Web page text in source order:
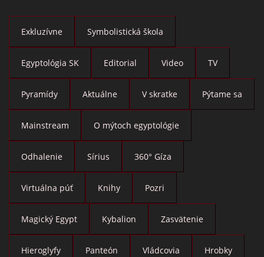
Exkluzívne Symbolistická škola
Egyptológia SK Editorial Video TV
Pyramídy Aktuálne V skratke Pýtame sa
Mainstream O mýtoch egyptológie
Odhalenie Sírius 360° Gíza
Virtuálna púť Knihy Pozri
Magický Egypt Kybalion Zasvätenie
Hieroglyfy Panteón Vládcovia Hrobky